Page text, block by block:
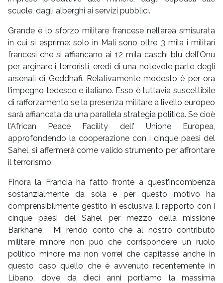
scuole, dagli alberghi ai servizi pubblici.
Grande è lo sforzo militare francese nell’area smisurata
in cui si esprime: solo in Mali sono oltre 3 mila i militari
francesi che si affiancano ai 12 mila caschi blu dell’Onu
per arginare i terroristi, eredi di una notevole parte degli
arsenali di Geddhafi. Relativamente modesto è per ora
l’impegno tedesco e italiano. Esso è tuttavia suscettibile
di rafforzamento se la presenza militare a livello europeo
sarà affiancata da una parallela strategia politica. Se cioè
l’African Peace Facility dell’ Unione Europea,
approfondendo la cooperazione con i cinque paesi del
Sahel, si affermerà come valido strumento per affrontare
il terrorismo.
Finora la Francia ha fatto fronte a quest’incombenza
sostanzialmente da sola e per questo motivo ha
comprensibilmente gestito in esclusiva il rapporto con i
cinque paesi del Sahel per mezzo della missione
Barkhane. Mi rendo conto che al nostro contributo
militare minore non può che corrispondere un ruolo
politico minore ma non vorrei che capitasse anche in
questo caso quello che è avvenuto recentemente in
Libano, dove da dieci anni portiamo la massima